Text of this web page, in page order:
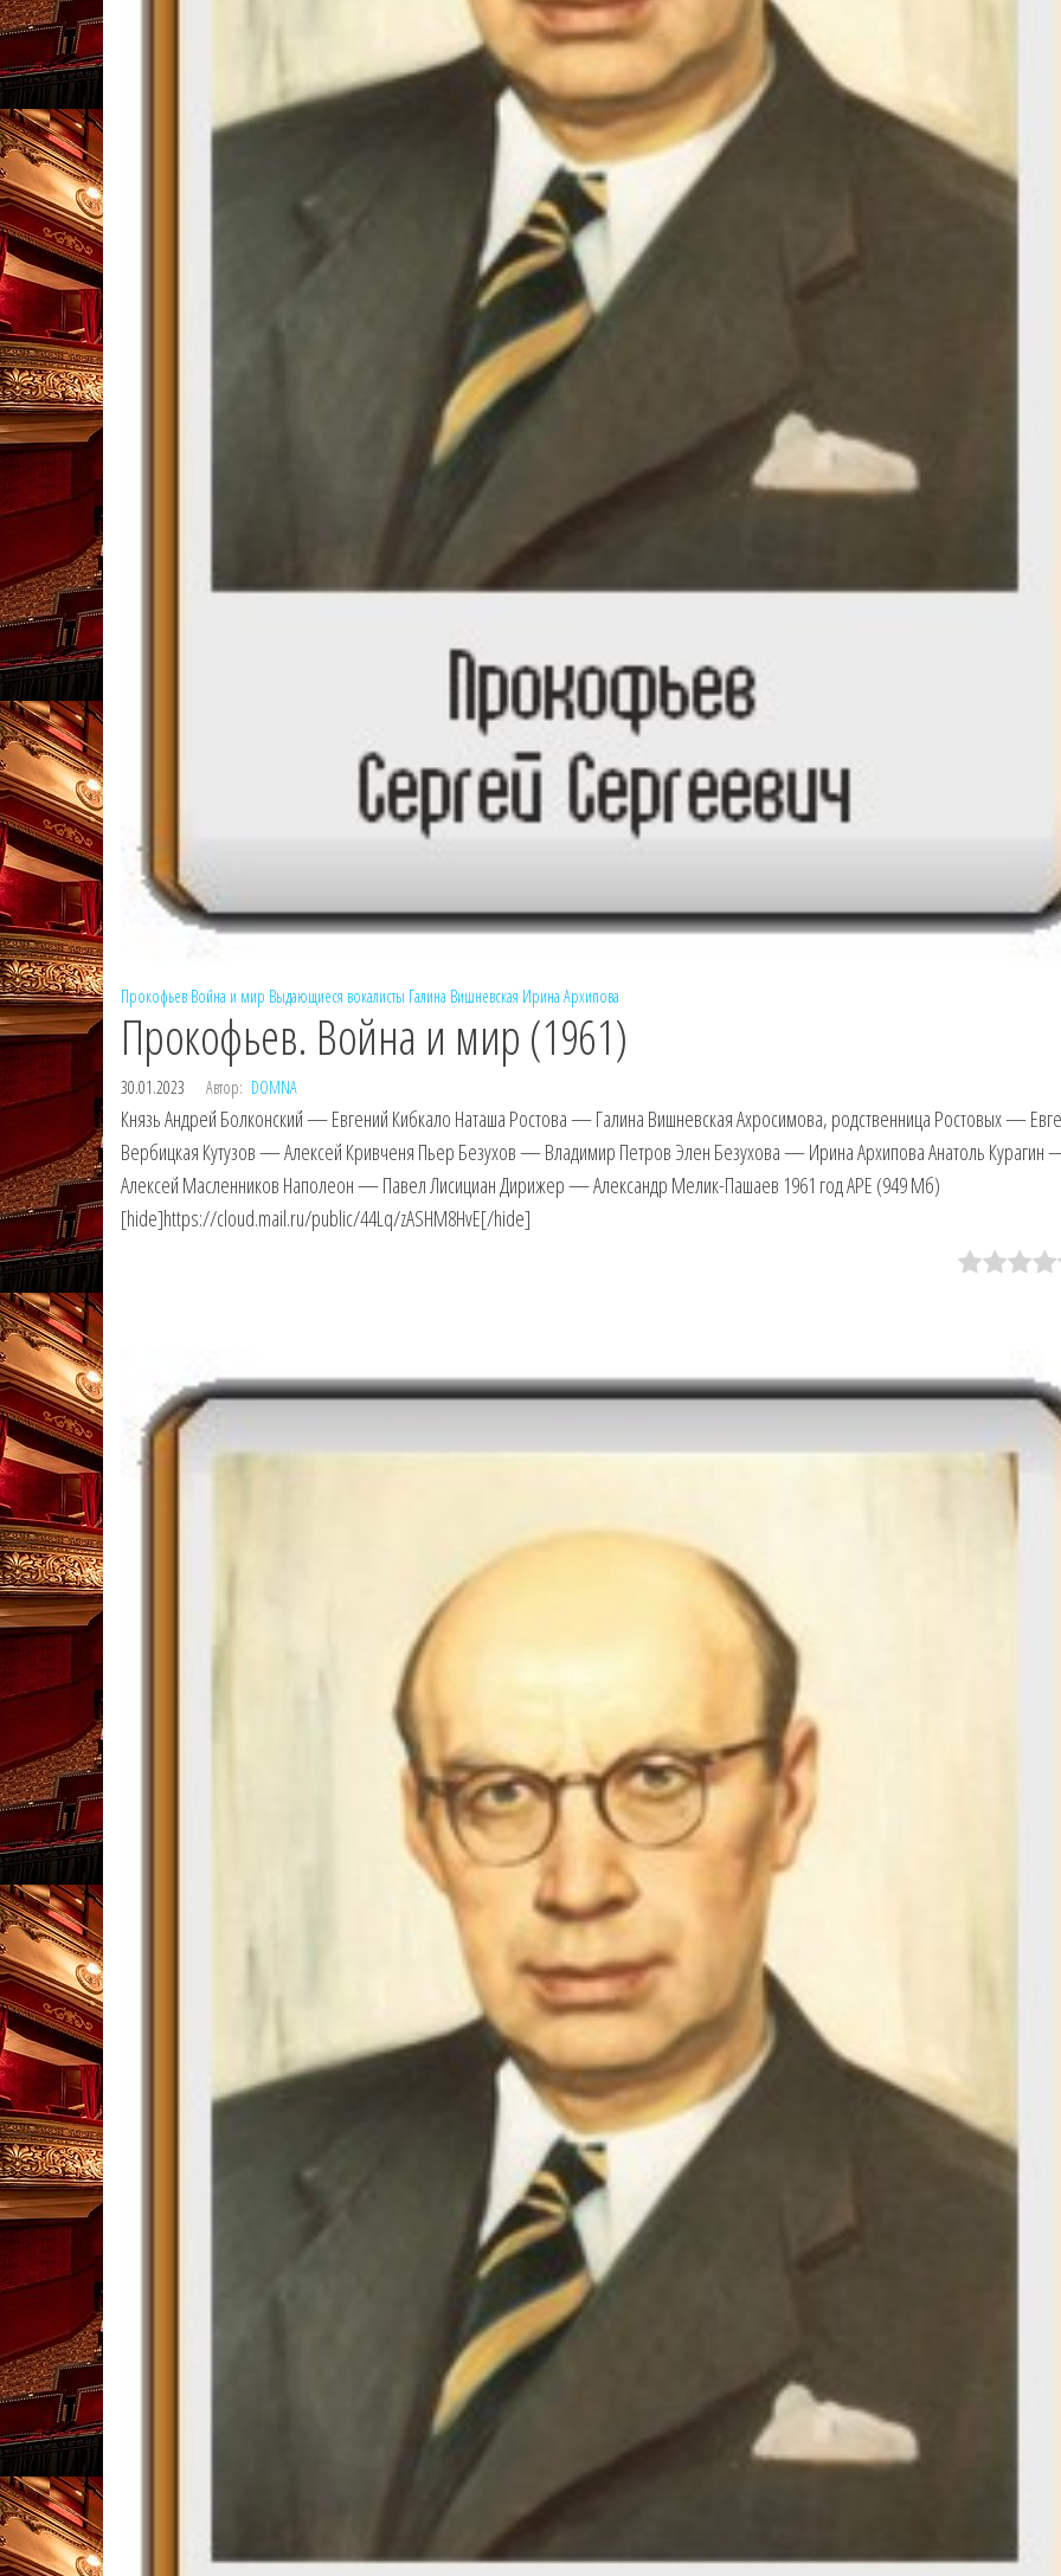
Прокофьев Война и мир Выдающиеся вокалисты Галина Вишневская Ирина Архипова
Прокофьев. Война и мир (1961)
30.01.2023 Автор: DOMNA
Князь Андрей Болконский — Евгений Кибкало Наташа Ростова — Галина Вишневская Ахросимова, родственница Ростовых —
Вербицкая Кутузов — Алексей Кривченя Пьер Безухов — Владимир Петров Элен Безухова — Ирина Архипова Анатоль Курагин
Алексей Масленников Наполеон — Павел Лисициан Дирижер — Александр Мелик-Пашаев 1961 год APE (949 Мб)
[hide]https://cloud.mail.ru/public/44Lq/zASHM8HvE[/hide]